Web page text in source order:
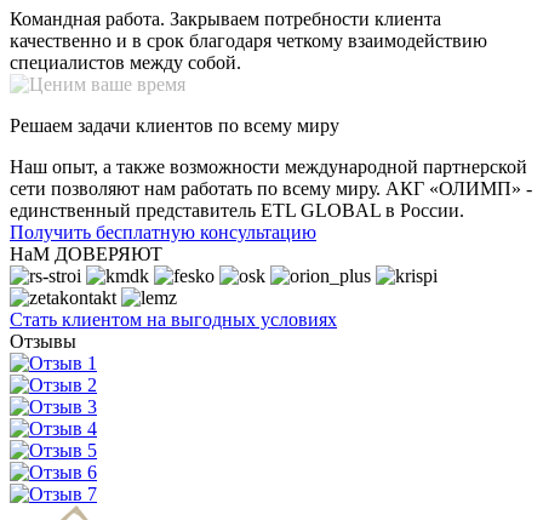
Командная работа. Закрываем потребности клиента
качественно и в срок благодаря четкому взаимодействию
специалистов между собой.
Решаем задачи клиентов по всему миру
Наш опыт, а также возможности международной партнерской
сети позволяют нам работать по всему миру. АКГ «ОЛИМП» -
единственный представитель ETL GLOBAL в России.
Получить бесплатную консультацию
НаМ ДОВЕРЯЮТ
Стать клиентом на выгодных условиях
Отзывы